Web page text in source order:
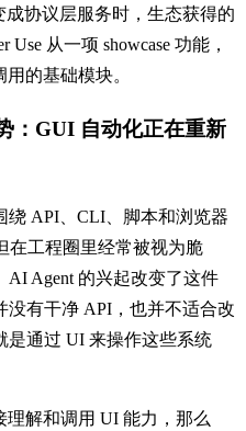
协议层服务时，生态获得的
Use 从一项 showcase 功能，
的基础模块。
：GUI 自动化正在重新
绕 API、CLI、脚本和浏览器
在工程圈里经常被视为脆
Agent 的兴起改变了这件
有干净 API，也并不适合改
是通过 UI 来操作这些系统
理解和调用 UI 能力，那么